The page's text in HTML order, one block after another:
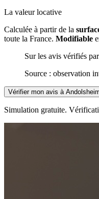
La valeur locative
Calculée à partir de la
toute la France. Modifiable
Sur les avis vérifiés
Source : observation
Vérifier mon avis à
Simulation gratuite.